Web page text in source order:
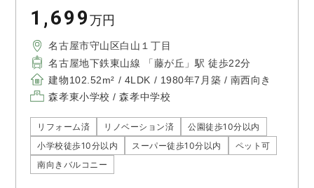
1,699万円
名古屋市守山区白山１丁目
名古屋地下鉄東山線 「藤が丘」駅 徒歩22分
建物102.52m² / 4LDK / 1980年7月築 / 南西向き
森孝東小学校 / 森孝中学校
リフォーム済 リノベーション済
公園徒歩10分以内
小学校徒歩10分以内
スーパー徒歩10分以内
ペット可
南向きバルコニー